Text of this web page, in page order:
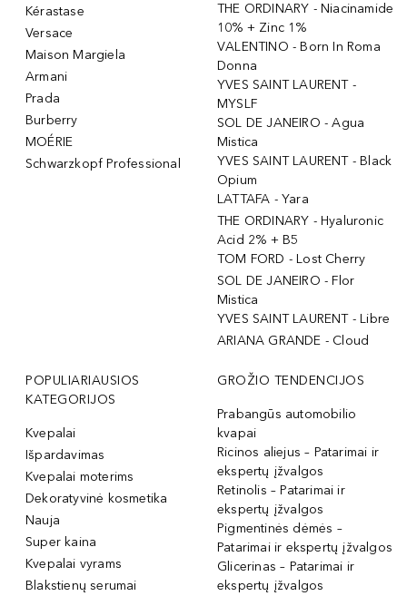
Kérastase
Versace
Maison Margiela
Armani
Prada
Burberry
MOÉRIE
Schwarzkopf Professional
THE ORDINARY - Niacinamide
10% + Zinc 1%
VALENTINO - Born In Roma
Donna
YVES SAINT LAURENT -
MYSLF
SOL DE JANEIRO - Agua
Mistica
YVES SAINT LAURENT - Black
Opium
LATTAFA - Yara
THE ORDINARY - Hyaluronic
Acid 2% + B5
TOM FORD - Lost Cherry
SOL DE JANEIRO - Flor
Mistica
YVES SAINT LAURENT - Libre
ARIANA GRANDE - Cloud
POPULIARIAUSIOS
KATEGORIJOS
Kvepalai
Išpardavimas
Kvepalai moterims
Dekoratyvinė kosmetika
Nauja
Super kaina
Kvepalai vyrams
Blakstienų serumai
GROŽIO TENDENCIJOS
Prabangūs automobilio
kvapai
Ricinos aliejus – Patarimai ir
ekspertų įžvalgos
Retinolis – Patarimai ir
ekspertų įžvalgos
Pigmentinės dėmės –
Patarimai ir ekspertų įžvalgos
Glicerinas – Patarimai ir
ekspertų įžvalgos